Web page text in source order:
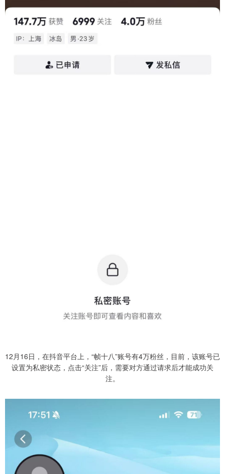
12月16日，在抖音平台上，“帧十八”账号有4万粉丝，目前，该账号已
设置为私密状态，点击“关注”后，需要对方通过请求后才能成功关
注。